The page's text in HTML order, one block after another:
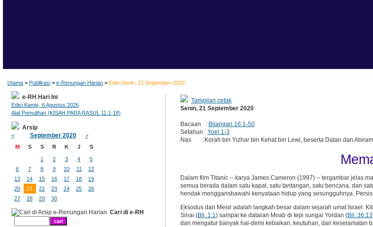
Utama > Publikasi > e-Renungan Harian > Edisi Senin, 21 September 2020
Tampilan cetak
Senin, 21 September 2020
Bacaan : Bilangan 16:1-50
Setahun : Yoel 1-3
Nas : Korah bin Yizhar bin Kehat bin Lewi, beserta Datan dan
Dalam film Titanic -- karya James Cameron (1997) -- tergambar jelas
semua berada dalam satu kapal, satu tantangan, satu bencana, dan
hendak menggarisbawahi kenyataan hidup yang sesungguhnya.
Eksodus dari Mesir adalah langkah besar dalam sejarah umat Israel.
Sinai (Bil. 1:1) sampai ke dataran Moab di tepi sungai Yordan (Bil. 36:13
dan mengatur banyak hal-demi kebaikan, keutuhan, dan
e-RH Hari Ini
Edisi Kamis, 6 Agustus 2026
Alat Pemulihan (KISAH PARA RASUL 11:1-18)
Arsip
< September 2020
>
M
S S R K J S
1 2 3 4
5
6
7 8 9 10 11
12
13
14 15 16 17 18
19
20
21 22 23 24 25
26
27
28 29 30
Cari di e-RH